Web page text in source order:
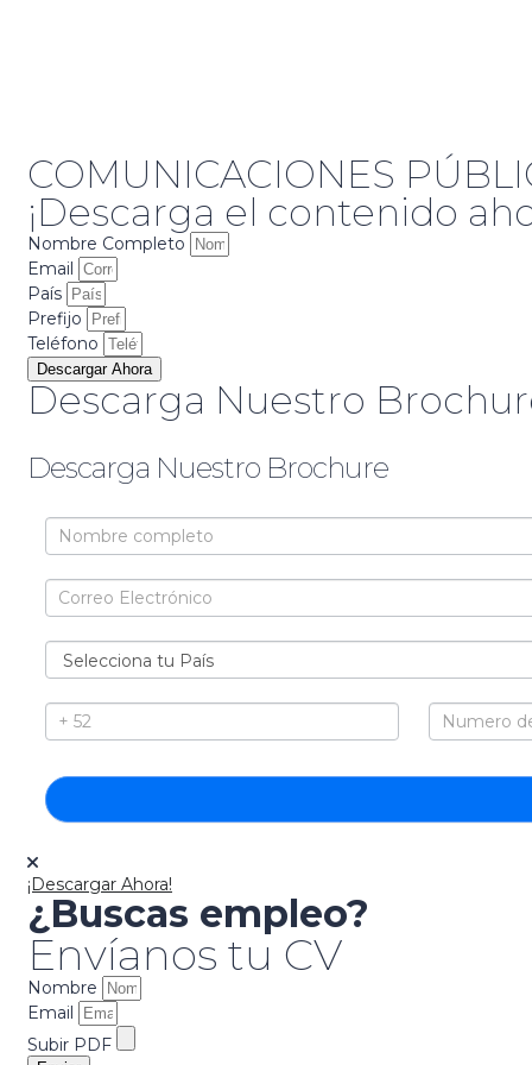
COMUNICACIONES
¡Descarga el contenido
Nombre Completo
Email
País
Prefijo
Teléfono
Descargar Ahora
Descarga Nuestro
Descarga Nuestro Brochure
Brochure
¡Descargar Ahora!
¿Buscas empleo?
Envíanos tu CV
Nombre
Email
Subir PDF